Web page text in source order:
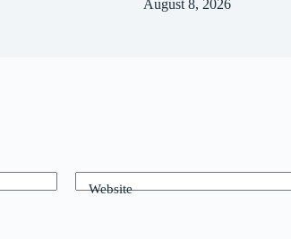
August 8, 2026
Website